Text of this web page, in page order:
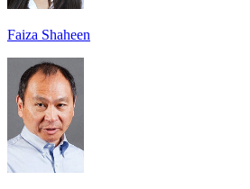
Faiza Shaheen